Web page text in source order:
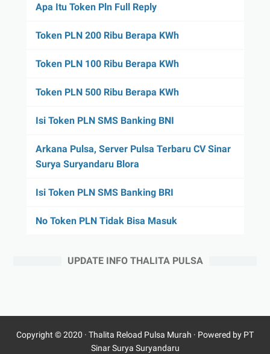
Apa Itu Token Pln Full Reply
Token PLN 200 Ribu Berapa KWh
Token PLN 100 Ribu Berapa KWh
Token PLN 500 Ribu Berapa KWh
Isi Token PLN SMS Banking BNI
Arkana Pulsa, Server Pulsa Terbaru CV Sinar
Surya Suryandaru Blora
Isi Token PLN SMS Banking BRI
No Token PLN Tidak Bisa Masuk
UPDATE INFO THALITA PULSA
Copyright © 2020 · Thalita Reload Pulsa Murah · Powered by PT
Sinar Surya Suryandaru